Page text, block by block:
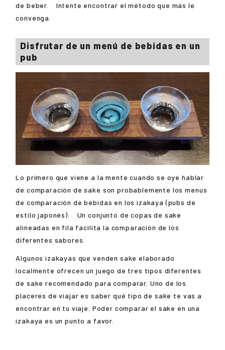
de beber. Intente encontrar el método que más le
convenga.
Disfrutar de un menú de bebidas en un
pub
Lo primero que viene a la mente cuando se oye hablar
de comparación de sake son probablemente los menús
de comparación de bebidas en los izakaya (pubs de
estilo japonés). Un conjunto de copas de sake
alineadas en fila facilita la comparación de los
diferentes sabores.
Algunos izakayas que venden sake elaborado
localmente ofrecen un juego de tres tipos diferentes
de sake recomendado para comparar. Uno de los
placeres de viajar es saber qué tipo de sake te vas a
encontrar en tu viaje. Poder comparar el sake en una
izakaya es un punto a favor.